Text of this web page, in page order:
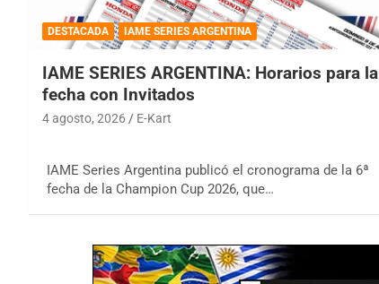
DESTACADA IAME SERIES ARGENTINA
IAME SERIES ARGENTINA: Horarios para la
fecha con Invitados
4 agosto, 2026 E-Kart
IAME Series Argentina publicó el cronograma de la 6ª
fecha de la Champion Cup 2026, que…